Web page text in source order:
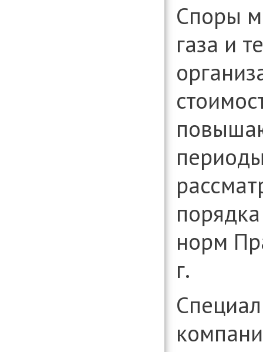
Споры
газа и
норм
г.